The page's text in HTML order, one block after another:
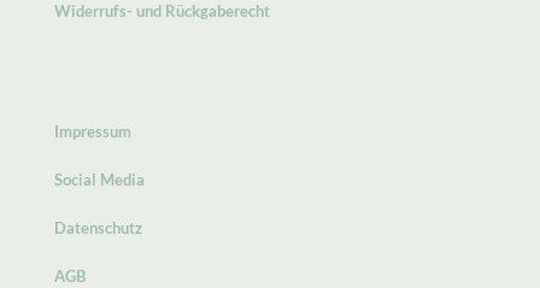
Widerrufs- und Rückgaberecht
Impressum
Social Media
Datenschutz
AGB